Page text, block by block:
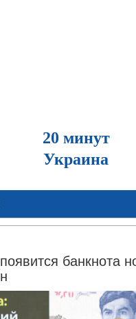
20 минут
Украина
банкнота